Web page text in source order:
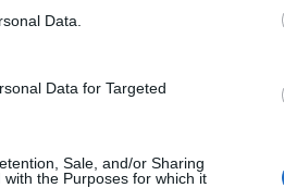
Data.
Data for Targeted
Sale, and/or Sharing
the Purposes for which it